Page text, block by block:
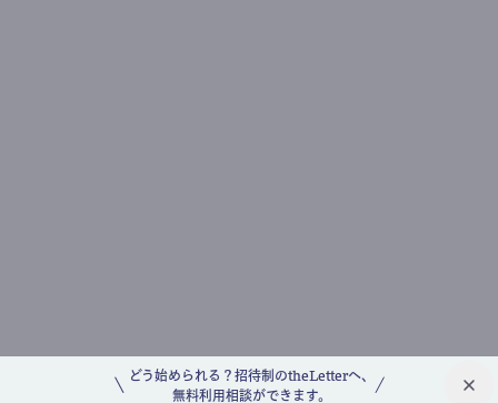
どう始められる？招待制のtheLetterへ、
無料利用相談ができます。